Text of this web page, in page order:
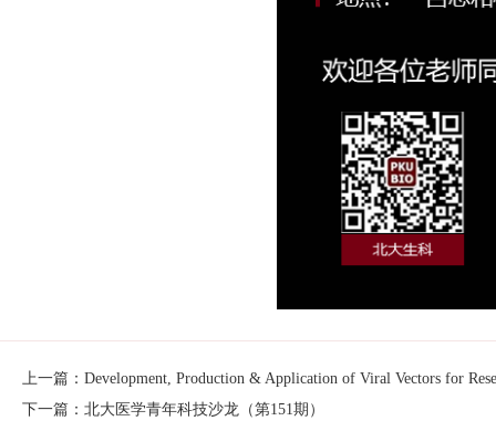
上一篇：Development, Production & Application of Viral Vectors for
下一篇：北大医学青年科技沙龙（第151期）